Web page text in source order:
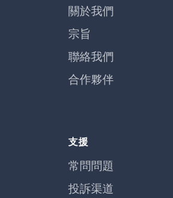
關於我們
宗旨
聯絡我們
合作夥伴
支援
常問問題
投訴渠道